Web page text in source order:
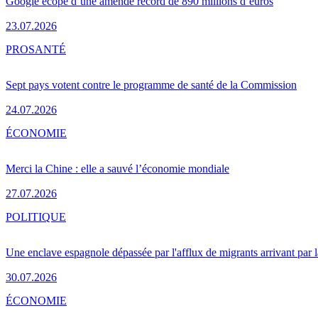
23.07.2026
Sept pays votent contre le programme de santé de la Commission
24.07.2026
PROSANTÉ
Merci la Chine : elle a sauvé l’économie mondiale
27.07.2026
ÉCONOMIE
Une enclave espagnole dépassée par l'afflux de migrants arrivant par
30.07.2026
POLITIQUE
ÉCONOMIE